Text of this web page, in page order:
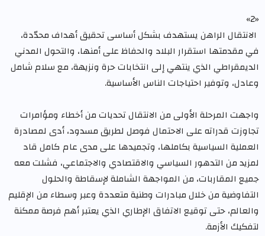
«2»
الانتقال الراهن يستهدف بشكل أساسى تحقيق أهداف محدّدة،
في مقدمتها استقرار البلاد والحفاظ على أمنها، والتحول المدني
الديمقراطي الذي ينتهي إلى انتخابات حرة ونزيهة، مع سلام شامل
وعادل، وتوفير احتياجات الناس الأساسية.
واجهت المرحلة الأولى من الانتقال تحديات من أخطاء ومؤامرات
تجاوزت قدراته على الاحتمال فوصل لطريق مسدود، أدى لمصادرة
العملية السياسية بكاملها، وتجميدها على مدى عام كامل قاد
لمزيد من التدهور السياسي والاقتصادي والاجتماعي، فشلت معه
جميع المقاربات، من المواجهة الشاملة لإسقاطة والحلول
التفاوضية من خلال مبادرات وطنية متعددة وعبر وسطاء من الإقليم
والعالم، حتى توقيع الاتفاق الإطاري الذي يعتبر أهم فرصة ممكنة
لتفكيك الأزمة.